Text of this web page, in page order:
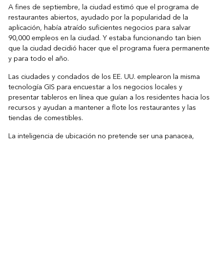
A fines de septiembre, la ciudad estimó que el programa de
restaurantes abiertos, ayudado por la popularidad de la
aplicación, había atraído suficientes negocios para salvar
90,000 empleos en la ciudad. Y estaba funcionando tan bien
que la ciudad decidió hacer que el programa fuera permanente
y para todo el año.
Las ciudades y condados de los EE. UU. emplearon la misma
tecnología GIS para encuestar a los negocios locales y
presentar tableros en línea que guían a los residentes hacia los
recursos y ayudan a mantener a flote los restaurantes y las
tiendas de comestibles.
La inteligencia de ubicación no pretende ser una panacea,